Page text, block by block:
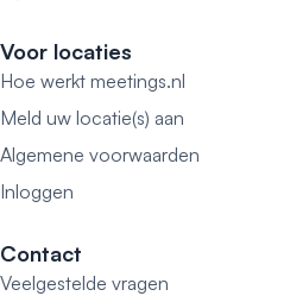
Voor locaties
Hoe werkt meetings.nl
Meld uw locatie(s) aan
Algemene voorwaarden
Inloggen
Contact
Veelgestelde vragen